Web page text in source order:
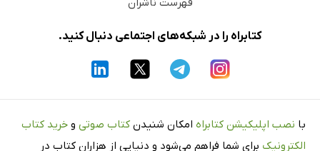
فهرست ناشران
کتابراه را در شبکه‌های اجتماعی دنبال کنید.
با نصب اپلیکیشن کتابراه امکان شنیدن کتاب صوتی و خرید کتاب
الکترونیک برای شما فراهم می‌شود و دنیایی از هزاران کتاب در